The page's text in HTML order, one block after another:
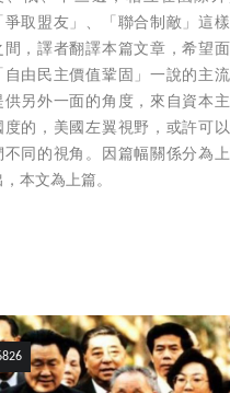
爭取盟友」、「聯合制敵」這
間，譯者翻譯本篇文章，希望
自由民主價值鞏固」一說的主流
供另外一面的角度，來自資本
度的，美國左翼視野，或許可
不同的視角。因篇幅關係分為
，本文為上篇。